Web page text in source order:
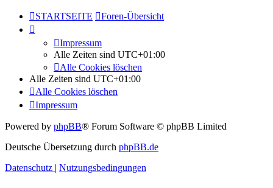
STARTSEITE Foren-Übersicht
Impressum
Alle Zeiten sind UTC+01:00
Alle Cookies löschen
Alle Zeiten sind UTC+01:00
Alle Cookies löschen
Impressum
Powered by phpBB® Forum Software © phpBB Limited
Deutsche Übersetzung durch phpBB.de
Datenschutz | Nutzungsbedingungen